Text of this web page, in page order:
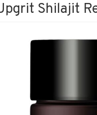
Shilajit